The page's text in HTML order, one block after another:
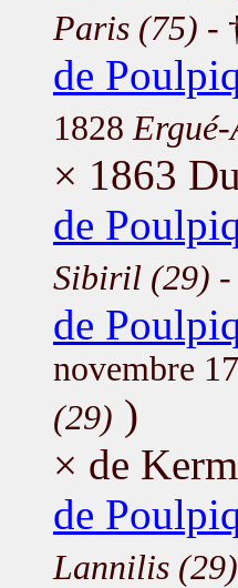
Paris (75) -
de
1828
× 1863
de
Sibiril (29)
de
novembre
(29) )
× de
de
Lannilis (29)